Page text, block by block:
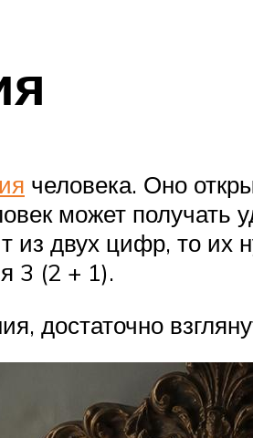
человека. Оно
может получать
из двух цифр, то
3 (2 + 1).
достаточно